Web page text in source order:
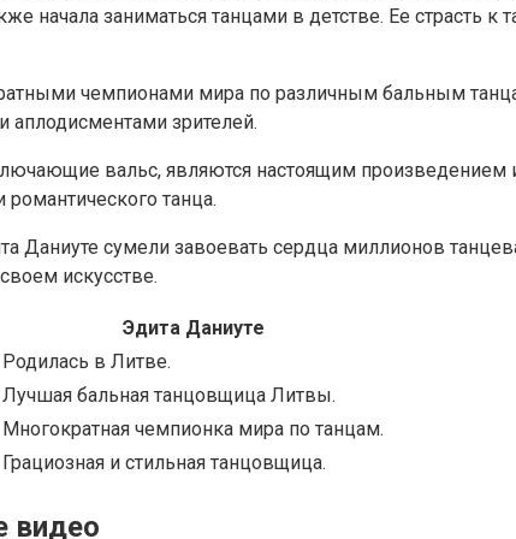
начала заниматься танцами в детстве. Ее страсть
чемпионами мира по различным бальным
зрителей.
вальс, являются настоящим произведением
танца.
Даниуте сумели завоевать сердца миллионов
искусстве.
Эдита Даниуте
Родилась в Литве.
Лучшая бальная танцовщица Литвы.
Многократная чемпионка мира по танцам.
Грациозная и стильная танцовщица.
видео